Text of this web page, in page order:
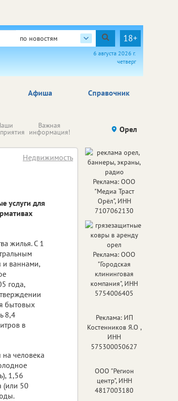
по новостям 18+
6 августа 2026 г.
четверг
Афиша Справочник
Важная
информация! Происшествия Здоровье
Орел
Недвижимость
услуги для
жилья. С 1
и ваннами,
года,
бытовых
8,4
в
человека
1,56
(или 50
Реклама: ООО
"Медиа Траст
Орёл", ИНН
7107062130
Реклама: ООО
"Городская
клининговая
компания", ИНН
5754006405
Реклама: ИП
Костенников Я.О ,
ИНН
575300050627
ООО "Регион
центр", ИНН
4817003180